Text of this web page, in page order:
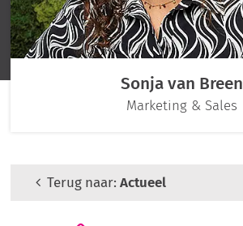
Sonja van Breen
Marketing & Sales
Terug naar:Actueel